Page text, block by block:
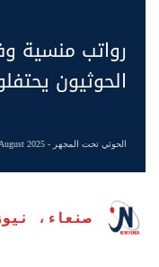
رواتب منسية
الحوثيون
الحوثي تحت المجهر - Wednesday 06 August 2025 الساعة 09:45 pm
صنعاء،